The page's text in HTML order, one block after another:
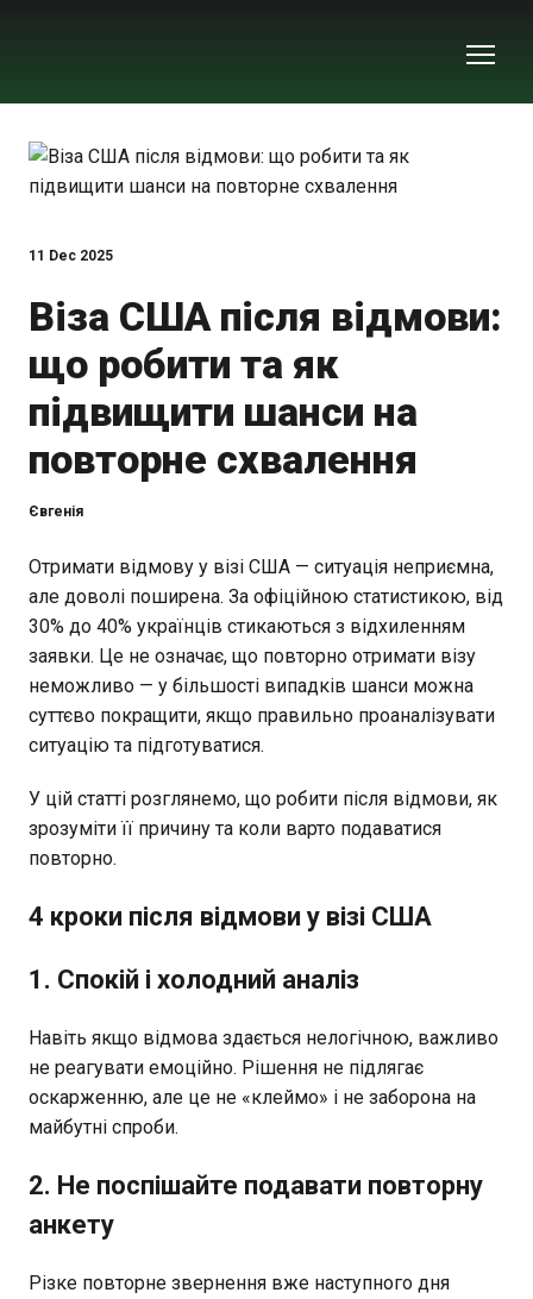
11 Dec 2025
Віза США після відмови:
що робити та як
підвищити шанси на
повторне схвалення
Євгенія
Отримати відмову у візі США — ситуація неприємна,
але доволі поширена. За офіційною статистикою, від
30% до 40% українців стикаються з відхиленням
заявки. Це не означає, що повторно отримати візу
неможливо — у більшості випадків шанси можна
суттєво покращити, якщо правильно проаналізувати
ситуацію та підготуватися.
У цій статті розглянемо, що робити після відмови, як
зрозуміти її причину та коли варто подаватися
повторно.
4 кроки після відмови у візі США
1. Спокій і холодний аналіз
Навіть якщо відмова здається нелогічною, важливо
не реагувати емоційно. Рішення не підлягає
оскарженню, але це не «клеймо» і не заборона на
майбутні спроби.
2. Не поспішайте подавати повторну
анкету
Різке повторне звернення вже наступного дня